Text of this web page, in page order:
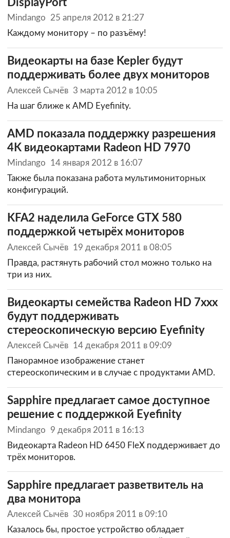
DisplayPort
Mindango
25 апреля 2012 в 21:27
Каждому монитору – по разъёму!
Видеокарты на базе Kepler будут
поддерживать более двух мониторов
Алексей Сычёв 3 марта 2012 в 10:05
На шаг ближе к AMD Eyefinity.
AMD показала поддержку разрешения
4K видеокартами Radeon HD 7970
Mindango
14 января 2012 в 16:07
Также была показана работа мультимониторных
конфигураций.
KFA2 наделила GeForce GTX 580
поддержкой четырёх мониторов
Алексей Сычёв 19 декабря 2011 в 08:05
Правда, растянуть рабочий стол можно только на
три из них.
Видеокарты семейства Radeon HD 7xxx
будут поддерживать
стереоскопическую версию Eyefinity
Алексей Сычёв 14 декабря 2011 в 09:09
Панорамное изображение станет
стереоскопическим и в случае с продуктами AMD.
Sapphire предлагает самое доступное
решение с поддержкой Eyefinity
Mindango
9 декабря 2011 в 16:13
Видеокарта Radeon HD 6450 FleX поддерживает до
трёх мониторов.
Sapphire предлагает разветвитель на
два монитора
Алексей Сычёв 30 ноября 2011 в 09:10
Казалось бы, простое устройство обладает